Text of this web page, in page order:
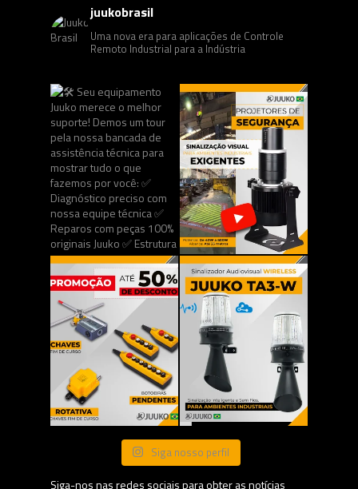
juukobrasil
Uma nova era para aplicações de Controle
Remoto Industrial para a Indústria
Siga nosso perfil
Siga-nos nas redes sociais para obter as notícias